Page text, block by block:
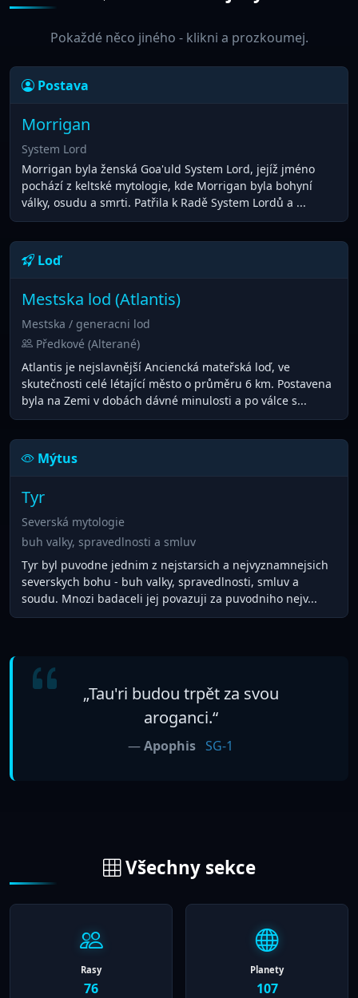
Pokaždé něco jiného - klikni a prozkoumej.
Postava
Morrigan
System Lord
Morrigan byla ženská Goa'uld System Lord, jejíž jméno
pochází z keltské mytologie, kde Morrigan byla bohyní
války, osudu a smrti. Patřila k Radě System Lordů a ...
Loď
Mestska lod (Atlantis)
Mestska / generacni lod
Předkové (Alterané)
Atlantis je nejslavnější Anciencká mateřská loď, ve
skutečnosti celé létající město o průměru 6 km. Postavena
byla na Zemi v dobách dávné minulosti a po válce s...
Mýtus
Tyr
Severská mytologie
buh valky, spravedlnosti a smluv
Tyr byl puvodne jednim z nejstarsich a nejvyznamnejsich
severskych bohu - buh valky, spravedlnosti, smluv a
soudu. Mnozi badaceli jej povazuji za puvodniho nejv...
„Tau'ri budou trpět za svou
aroganci.“
—Apophis SG-1
Všechny sekce
Rasy
76
Planety
107